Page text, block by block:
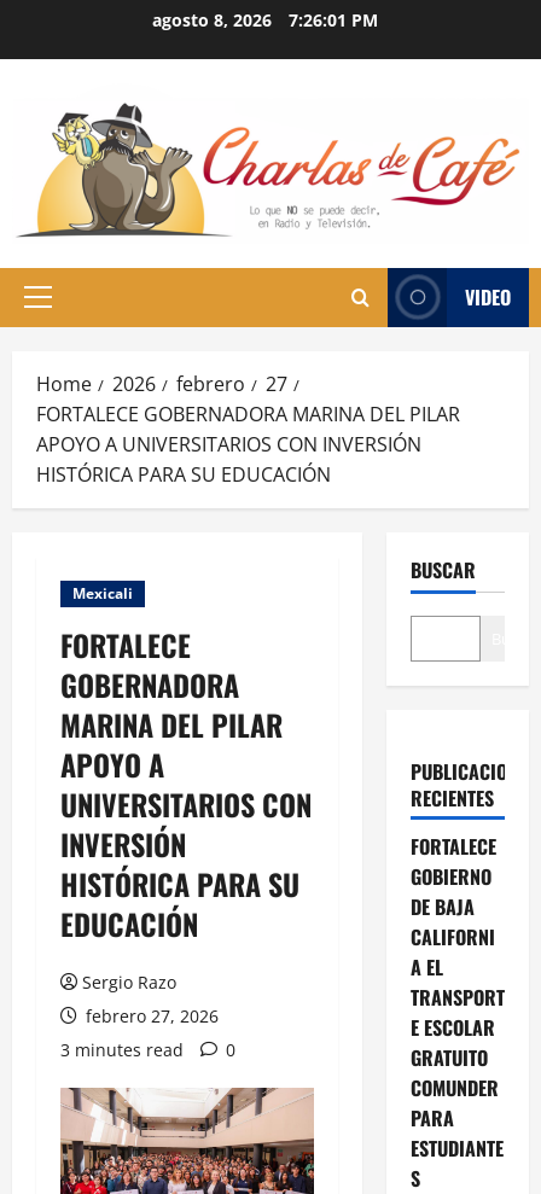
agosto 8, 2026 7:26:02 PM
Primary
VIDEO
Home 2026 febrero
27
FORTALECE GOBERNADORA MARINA DEL PILAR
APOYO A UNIVERSITARIOS CON INVERSIÓN
HISTÓRICA PARA SU EDUCACIÓN
Mexicali
FORTALECE
GOBERNADORA
MARINA DEL PILAR
APOYO A
UNIVERSITARIOS CON
INVERSIÓN
HISTÓRICA PARA SU
EDUCACIÓN
Sergio Razo
febrero 27, 2026
3 minutes read
0
BUSCAR
PUBLICACIONES
RECIENTES
FORTALECE
GOBIERNO
DE BAJA
CALIFORNI
A EL
TRANSPORT
E ESCOLAR
GRATUITO
COMUNDER
PARA
ESTUDIANTE
S